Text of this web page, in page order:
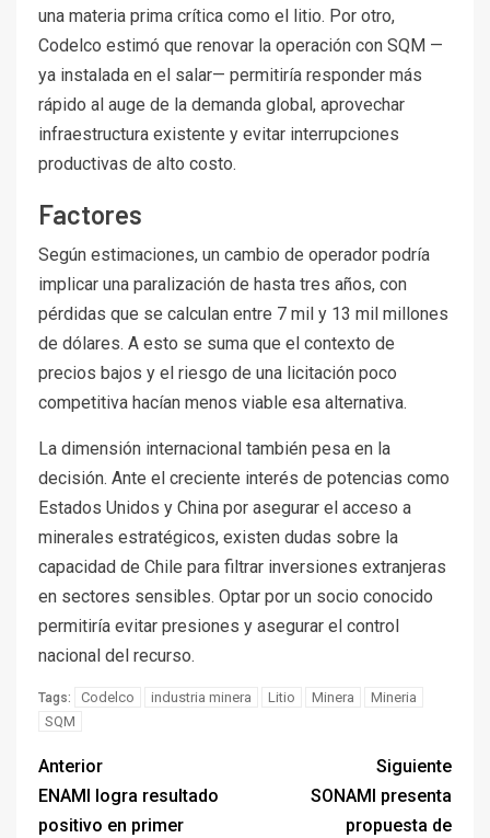
una materia prima crítica como el litio. Por otro,
Codelco estimó que renovar la operación con SQM —
ya instalada en el salar— permitiría responder más
rápido al auge de la demanda global, aprovechar
infraestructura existente y evitar interrupciones
productivas de alto costo.
Factores
Según estimaciones, un cambio de operador podría
implicar una paralización de hasta tres años, con
pérdidas que se calculan entre 7 mil y 13 mil millones
de dólares. A esto se suma que el contexto de
precios bajos y el riesgo de una licitación poco
competitiva hacían menos viable esa alternativa.
La dimensión internacional también pesa en la
decisión. Ante el creciente interés de potencias como
Estados Unidos y China por asegurar el acceso a
minerales estratégicos, existen dudas sobre la
capacidad de Chile para filtrar inversiones extranjeras
en sectores sensibles. Optar por un socio conocido
permitiría evitar presiones y asegurar el control
nacional del recurso.
Tags: Codelco industria minera Litio Minera
Mineria
SQM
Anterior
ENAMI logra resultado
positivo en primer
Siguiente
SONAMI presenta
propuesta de